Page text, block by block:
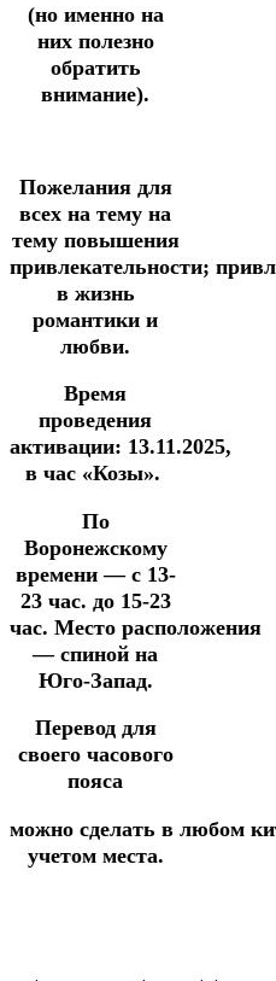
(но именно на
них полезно
обратить
внимание).
Пожелания для
всех на тему на
тему повышения
привлекательности;
в жизнь
романтики и
любви.
Время
проведения
активации: 13.11.2025,
в час «Козы».
По
Воронежскому
времени — с 13-
23 час. до 15-23
час. Место расположения
— спиной на
Юго-Запад.
Перевод для
своего часового
пояса
можно сделать в любом
учетом места.